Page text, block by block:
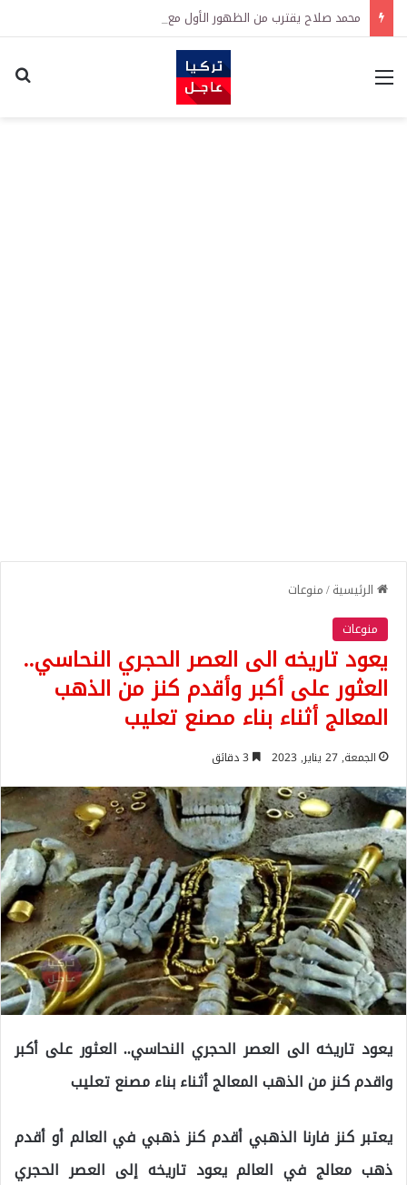
القائمة
الرئيسية/منوعات
منوعات
يعود تاريخه الى العصر الحجري النحاسي..
العثور على أكبر وأقدم كنز من الذهب
المعالج أثناء بناء مصنع تعليب
الجمعة, 27 يناير, 2023
يعود تاريخه الى العصر الحجري النحاسي.. العثور على أكبر
واقدم كنز من الذهب المعالج أثناء بناء مصنع تعليب
يعتبر كنز فارنا الذهبي أقدم كنز ذهبي في العالم أو أقدم
ذهب معالج في العالم يعود تاريخه إلى العصر الحجري